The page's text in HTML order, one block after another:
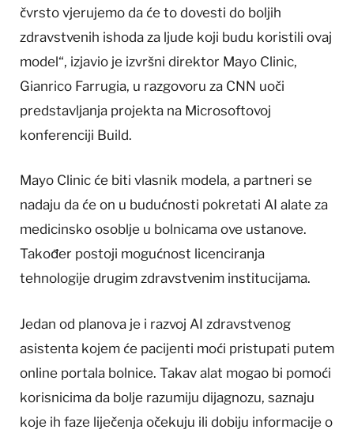
čvrsto vjerujemo da će to dovesti do boljih
zdravstvenih ishoda za ljude koji budu koristili ovaj
model“, izjavio je izvršni direktor Mayo Clinic,
Gianrico Farrugia, u razgovoru za CNN uoči
predstavljanja projekta na Microsoftovoj
konferenciji Build.
Mayo Clinic će biti vlasnik modela, a partneri se
nadaju da će on u budućnosti pokretati AI alate za
medicinsko osoblje u bolnicama ove ustanove.
Također postoji mogućnost licenciranja
tehnologije drugim zdravstvenim institucijama.
Jedan od planova je i razvoj AI zdravstvenog
asistenta kojem će pacijenti moći pristupati putem
online portala bolnice. Takav alat mogao bi pomoći
korisnicima da bolje razumiju dijagnozu, saznaju
koje ih faze liječenja očekuju ili dobiju informacije o